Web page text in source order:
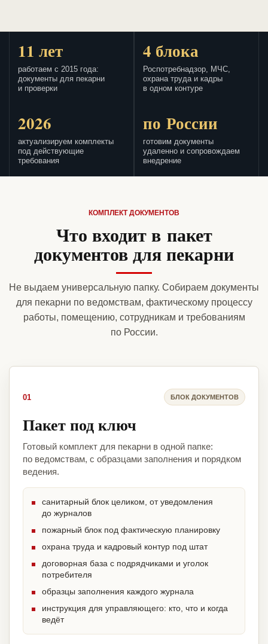
11 лет
работаем с 2015 года:
документы для пекарни
и проверки
4 блока
Роспотребнадзор, МЧС,
охрана труда и кадры
в одном контуре
2026
актуализируем комплекты
под действующие
требования
по России
готовим документы
удаленно и сопровождаем
внедрение
КОМПЛЕКТ ДОКУМЕНТОВ
Что входит в пакет
документов для пекарни
Не выдаем универсальную папку. Собираем документы
для пекарни по ведомствам, фактическому процессу
работы, помещению, сотрудникам и требованиям
по России.
01 БЛОК ДОКУМЕНТОВ
Пакет под ключ
Готовый комплект для пекарни в одной папке:
по ведомствам, с образцами заполнения и порядком
ведения.
санитарный блок целиком, от уведомления
до журналов
пожарный блок под фактическую планировку
охрана труда и кадровый контур под штат
договорная база с подрядчиками и уголок
потребителя
образцы заполнения каждого журнала
инструкция для управляющего: кто, что и когда
ведёт